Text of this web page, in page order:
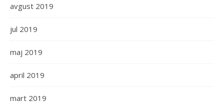
avgust 2019
jul 2019
maj 2019
april 2019
mart 2019